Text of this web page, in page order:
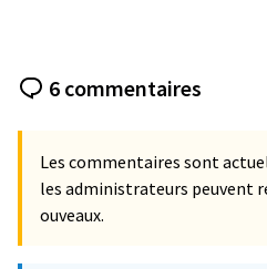
6 commentaires
Les commentaires sont
les administrateurs peuvent
ouveaux.